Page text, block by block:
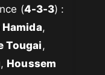
(4-3-3) :
Hamida,
Tougai,
, Houssem